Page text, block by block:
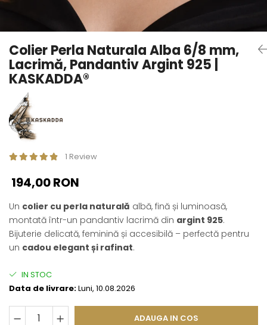
Seturi Perle cu Argint
Pandantive cu Perle
Brose cu Perle
Colier Perla Naturala Alba 6/8 mm,
Lacrimă, Pandantiv Argint 925 |
KASKADDA®
1 Review
194,00 RON
Un colier cu perla naturală albă, fină și luminoasă,
montată într-un pandantiv lacrimă din argint 925.
Bijuterie delicată, feminină și accesibilă – perfectă pentru
un cadou elegant și rafinat.
IN STOC
Data de livrare:Luni, 10.08.2026
ADAUGA IN COS